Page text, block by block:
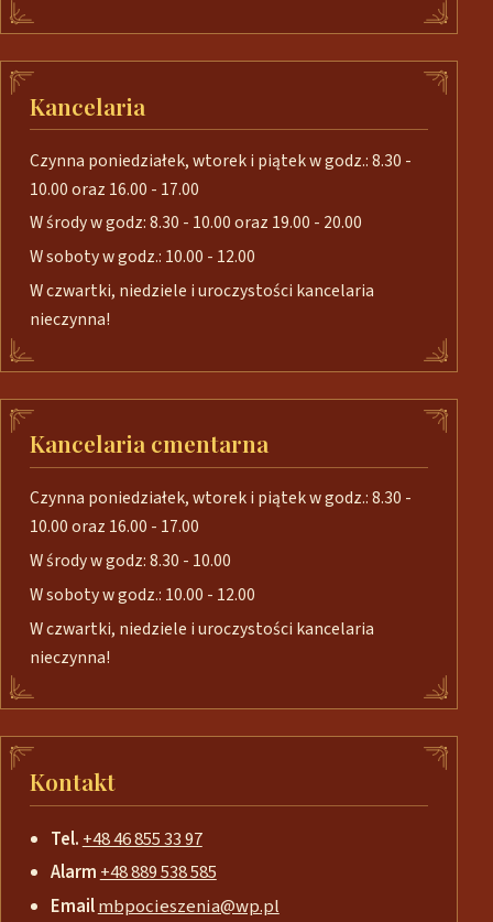
Kancelaria
Czynna poniedziałek, wtorek i piątek w godz.: 8.30 -
10.00 oraz 16.00 - 17.00
W środy w godz: 8.30 - 10.00 oraz 19.00 - 20.00
W soboty w godz.: 10.00 - 12.00
W czwartki, niedziele i uroczystości kancelaria
nieczynna!
Kancelaria cmentarna
Czynna poniedziałek, wtorek i piątek w godz.: 8.30 -
10.00 oraz 16.00 - 17.00
W środy w godz: 8.30 - 10.00
W soboty w godz.: 10.00 - 12.00
W czwartki, niedziele i uroczystości kancelaria
nieczynna!
Kontakt
Tel. +48 46 855 33 97
Alarm+48 889 538 585
Emailmbpocieszenia@wp.pl